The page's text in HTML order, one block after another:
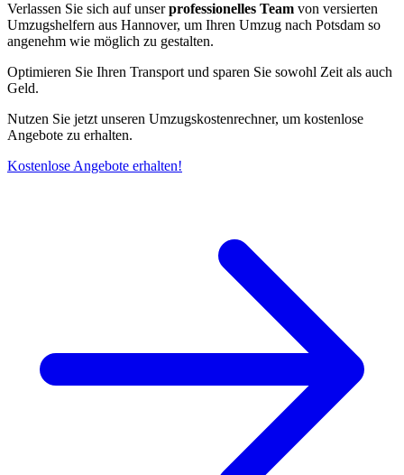
Verlassen Sie sich auf unserprofessionelles Team von versierten
Umzugshelfern aus Hannover, um Ihren Umzug nach Potsdam so
angenehm wie möglich zu gestalten.
Optimieren Sie Ihren Transport und sparen Sie sowohl Zeit als auch
Geld.
Nutzen Sie jetzt unseren Umzugskostenrechner, um kostenlose
Angebote zu erhalten.
Kostenlose Angebote erhalten!